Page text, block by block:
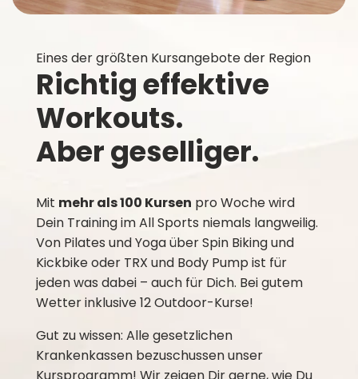
Richtig effektive
Workouts.
Aber geselliger.
Eines der größten Kursangebote der Region
Mit mehr als 100 Kursen pro Woche wird
Dein Training im All Sports niemals langweilig.
Von Pilates und Yoga über Spin Biking und
Kickbike oder TRX und Body Pump ist für
jeden was dabei – auch für Dich. Bei gutem
Wetter inklusive 12 Outdoor-Kurse!
Gut zu wissen: Alle gesetzlichen
Krankenkassen bezuschussen unser